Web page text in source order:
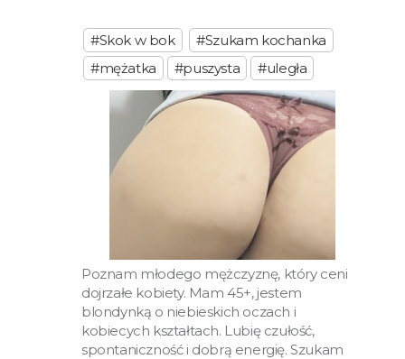
#Skok w bok
#Szukam kochanka
#mężatka
#puszysta #uległa
Poznam młodego mężczyznę, który ceni
dojrzałe kobiety. Mam 45+, jestem
blondynką o niebieskich oczach i
kobiecych kształtach. Lubię czułość,
spontaniczność i dobrą energię. Szukam